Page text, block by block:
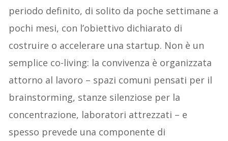
periodo definito, di solito da poche settimane a
pochi mesi, con l’obiettivo dichiarato di
costruire o accelerare una startup. Non è un
semplice co-living: la convivenza è organizzata
attorno al lavoro – spazi comuni pensati per il
brainstorming, stanze silenziose per la
concentrazione, laboratori attrezzati – e
spesso prevede una componente di